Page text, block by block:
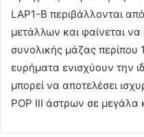
LAP1-B περιβάλλονται
μετάλλων και φαίνεται
συνολικής μάζας
ευρήματα ενισχύουν την
μπορεί να αποτελέσει
POP III άστρων σε μεγάλα